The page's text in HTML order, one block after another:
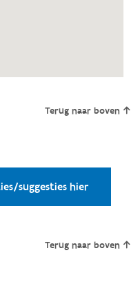
Terug naar boven
suggesties hier
Terug naar boven